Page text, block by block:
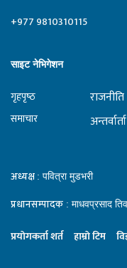
+977 9810310115
साइट नेभिगेशन
गृहपृष्‍ठ
समाचार
राजनीति
अन्तर्वार्ता
अध्यक्ष : पवित्रा मुडभरी
प्रधानसम्पादक : माधवप्रसाद
प्रयाेगकर्ता शर्त हाम्राे टिम